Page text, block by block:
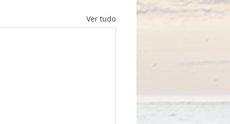
Ver tudo